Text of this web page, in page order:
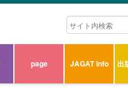
page JAGAT info 出